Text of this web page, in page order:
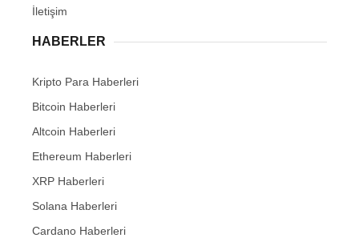
İletişim
HABERLER
Kripto Para Haberleri
Bitcoin Haberleri
Altcoin Haberleri
Ethereum Haberleri
XRP Haberleri
Solana Haberleri
Cardano Haberleri